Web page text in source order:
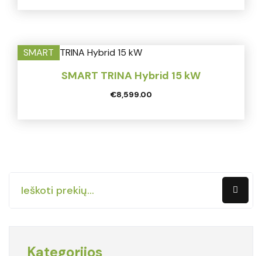
SMART
SMART TRINA Hybrid 15 kW
€8,599.00
Kategorijos